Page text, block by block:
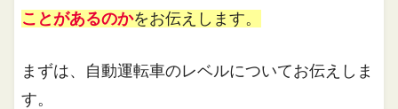
ことがあるのかをお伝えします。
まずは、自動運転車のレベルについてお伝えしま
す。